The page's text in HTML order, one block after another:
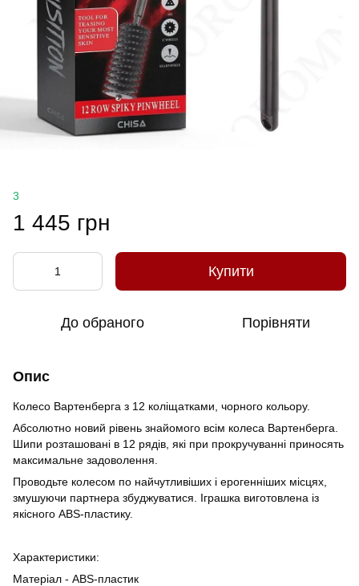
3
1 445 грн
Купити
До обраного Порівняти
Опис
Колесо Вартенберга з 12 коліщатками, чорного кольору.
Абсолютно новий рівень знайомого всім колеса Вартенберга.
Шипи розташовані в 12 рядів, які при прокручуванні приносять
максимальне задоволення.
Проводьте колесом по найчутливіших і ерогенніших місцях,
змушуючи партнера збуджуватися. Іграшка виготовлена ​​із
якісного ABS-пластику.
Характеристики:
Матеріал - ABS-пластик